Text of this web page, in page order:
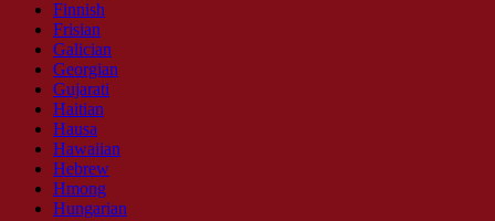
Finnish
Frisian
Galician
Georgian
Gujarati
Haitian
Hausa
Hawaiian
Hebrew
Hmong
Hungarian